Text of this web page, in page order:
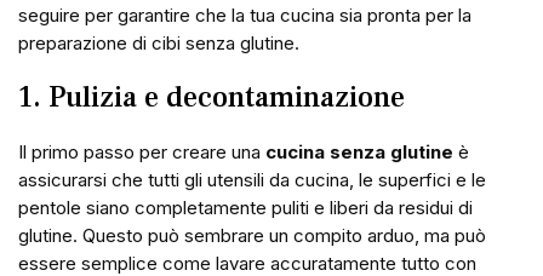
seguire per garantire che la tua cucina sia pronta per la
preparazione di cibi senza glutine.
1. Pulizia e decontaminazione
Il primo passo per creare una cucina senza glutine è
assicurarsi che tutti gli utensili da cucina, le superfici e le
pentole siano completamente puliti e liberi da residui di
glutine. Questo può sembrare un compito arduo, ma può
essere semplice come lavare accuratamente tutto con